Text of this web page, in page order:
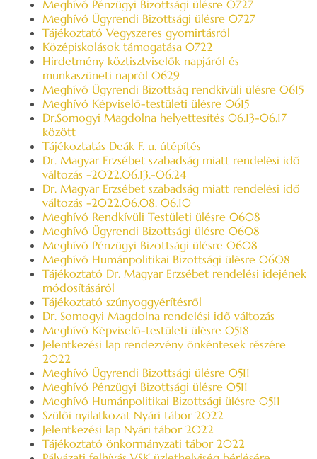
Meghívó Pénzügyi Bizottsági ülésre 0727
Meghívó Ügyrendi Bizottsági ülésre 0727
Tájékoztató Vegyszeres gyomirtásról
Középiskolások támogatása 0722
Hirdetmény köztisztviselők napjáról és
munkaszüneti napról 0629
Meghívó Ügyrendi Bizottság rendkívüli ülésre 0615
Meghívó Képviselő-testületi ülésre 0615
Dr.Somogyi Magdolna helyettesítés 06.13-06.17
között
Tájékoztatás Deák F. u. útépítés
Dr. Magyar Erzsébet szabadság miatt rendelési idő
változás -2022.06.13.-06.24
Dr. Magyar Erzsébet szabadság miatt rendelési idő
változás -2022.06.08. 06.10
Meghívó Rendkívüli Testületi ülésre 0608
Meghívó Ügyrendi Bizottsági ülésre 0608
Meghívó Pénzügyi Bizottsági ülésre 0608
Meghívó Humánpolitikai Bizottsági ülésre 0608
Tájékoztató Dr. Magyar Erzsébet rendelési idejének
módosításáról
Tájékoztató szúnyoggyérítésről
Dr. Somogyi Magdolna rendelési idő változás
Meghívó Képviselő-testületi ülésre 0518
Jelentkezési lap rendezvény önkéntesek részére
2022
Meghívó Ügyrendi Bizottsági ülésre 0511
Meghívó Pénzügyi Bizottsági ülésre 0511
Meghívó Humánpolitikai Bizottsági ülésre 0511
Szülői nyilatkozat Nyári tábor 2022
Jelentkezési lap Nyári tábor 2022
Tájékoztató önkormányzati tábor 2022